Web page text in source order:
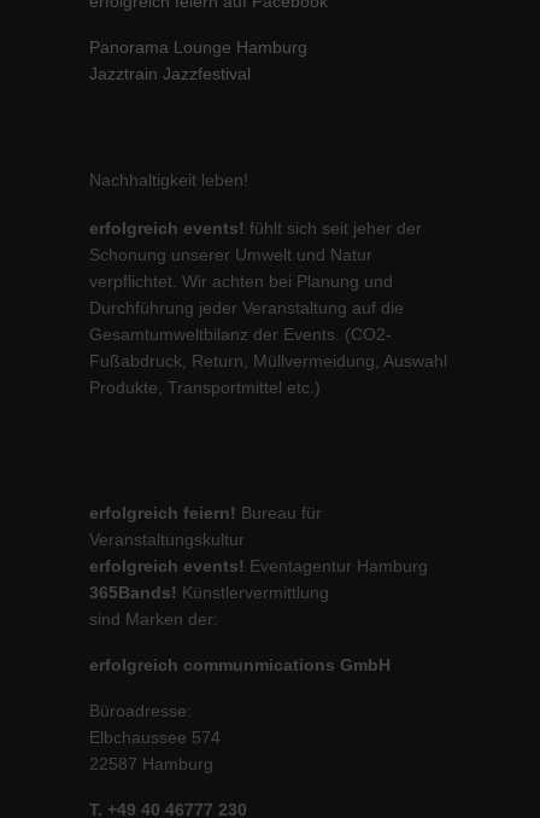
Panorama Lounge Hamburg
Jazztrain Jazzfestival
Nachhaltigkeit leben!
erfolgreich events! fühlt sich seit jeher der
Schonung unserer Umwelt und Natur
verpflichtet. Wir achten bei Planung und
Durchführung jeder Veranstaltung auf die
Gesamtumweltbilanz der Events. (CO2-
Fußabdruck, Return, Müllvermeidung, Auswahl
Produkte, Transportmittel etc.)
erfolgreich feiern! Bureau für
Veranstaltungskultur
erfolgreich events! Eventagentur Hamburg
365Bands! Künstlervermittlung
sind Marken der:
erfolgreich communmications GmbH
Büroadresse:
Elbchaussee 574
22587 Hamburg
T. +49 40 46777 230